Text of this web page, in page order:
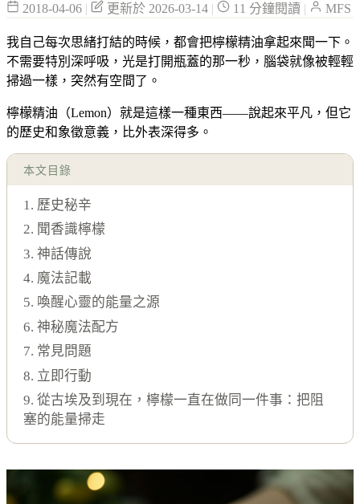
2018-04-06 | 更新於 2026-03-14 | 11 分鐘閱讀 | MFS
我自己每次思緒打結的時候，都會把檸檬精油拿起來聞一下。
不需要特別深呼吸，光是打開瓶蓋的那一秒，腦袋就像被輕輕
掃過一樣，突然有空間了。
檸檬精油（Lemon）就是這樣一種東西——說起來平凡，但它
的歷史和象徵意義，比外表深得多。
本文目錄
1. 歷史秘辛
2. 聞香識檸檬
3. 神話傳說
4. 魔法記載
5. 喚醒心靈的能量之源
6. 神秘魔法配方
7. 常見問題
8. 立即行動
9. 從古埃及到現在，檸檬一直在做同一件事：把阻
塞的能量掃走